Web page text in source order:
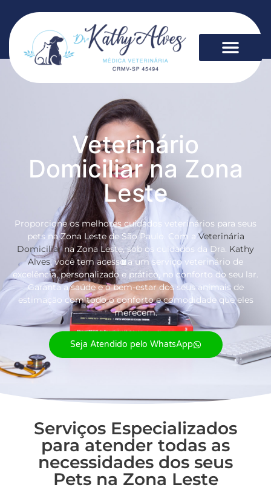
Veterinário
Domiciliar na Zona
Leste
Proporcione os melhores cuidados veterinários para seus
pets na Zona Leste de São Paulo. Com aVeterinária
Domiciliarna Zona Leste, sob os cuidados da Dra. Kathy
Alves, você tem acesso a um serviço veterinário de
excelência, personalizado e prático, no conforto do seu lar.
Garanta a saúde e o bem-estar dos seus animais de
estimação com todo o conforto e comodidade que eles
merecem.
Seja Atendido pelo WhatsApp
Serviços Especializados
para atender todas as
necessidades dos seus
Pets na Zona Leste